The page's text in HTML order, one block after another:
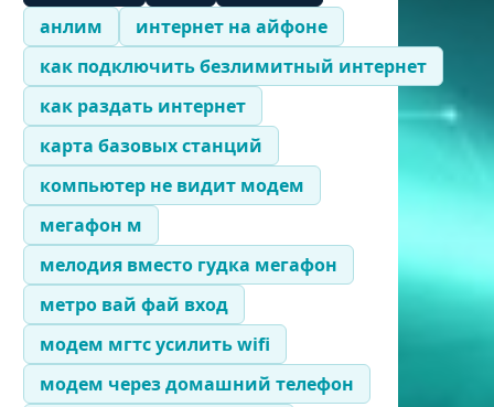
анлим
интернет на айфоне
как подключить безлимитный интернет
как раздать интернет
карта базовых станций
компьютер не видит модем
мегафон м
мелодия вместо гудка мегафон
метро вай фай вход
модем мгтс усилить wifi
модем через домашний телефон